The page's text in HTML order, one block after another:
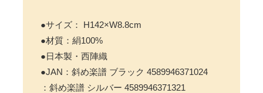
●サイズ： H142×W8.8cm
●材質：絹100%
●日本製・西陣織
●JAN：斜め楽譜 ブラック 4589946371024
：斜め楽譜 シルバー 4589946371321